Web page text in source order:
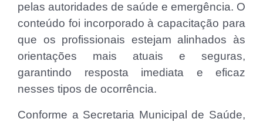
pelas autoridades de saúde e emergência. O
conteúdo foi incorporado à capacitação para
que os profissionais estejam alinhados às
orientações mais atuais e seguras,
garantindo resposta imediata e eficaz
nesses tipos de ocorrência.
Conforme a Secretaria Municipal de Saúde,